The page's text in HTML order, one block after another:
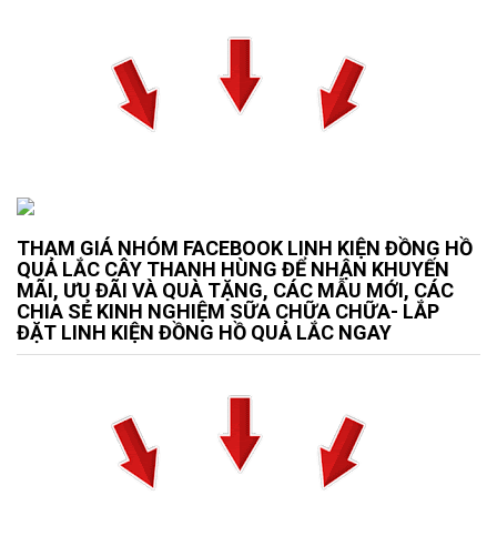
THAM GIÁ NHÓM FACEBOOK LINH KIỆN ĐỒNG HỒ
QUẢ LẮC CÂY THANH HÙNG ĐỂ NHẬN KHUYẾN
MÃI, ƯU ĐÃI VÀ QUÀ TẶNG, CÁC MẪU MỚI, CÁC
CHIA SẺ KINH NGHIỆM SỮA CHỮA CHỮA- LẮP
ĐẶT LINH KIỆN ĐỒNG HỒ QUẢ LẮC NGAY